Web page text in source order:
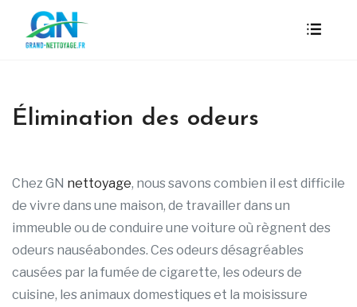
Élimination des odeurs
Chez GN nettoyage, nous savons combien il est difficile
de vivre dans une maison, de travailler dans un
immeuble ou de conduire une voiture où règnent des
odeurs nauséabondes. Ces odeurs désagréables
causées par la fumée de cigarette, les odeurs de
cuisine, les animaux domestiques et la moisissure